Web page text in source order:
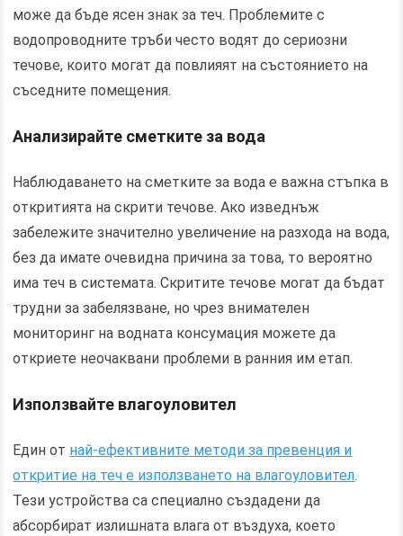
може да бъде ясен знак за теч. Проблемите с
водопроводните тръби често водят до сериозни
течове, които могат да повлияят на състоянието на
съседните помещения.
Анализирайте сметките за вода
Наблюдаването на сметките за вода е важна стъпка в
откритията на скрити течове. Ако изведнъж
забележите значително увеличение на разхода на вода,
без да имате очевидна причина за това, то вероятно
има теч в системата. Скритите течове могат да бъдат
трудни за забелязване, но чрез внимателен
мониторинг на водната консумация можете да
откриете неочаквани проблеми в ранния им етап.
Използвайте влагоуловител
Един от най-ефективните методи за превенция и
откритие на теч е използването на влагоуловител.
Тези устройства са специално създадени да
абсорбират излишната влага от въздуха, което